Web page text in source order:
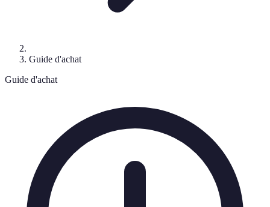
Guide d'achat
Guide d'achat